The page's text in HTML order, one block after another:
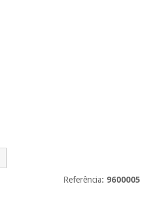
Referência: 9600005